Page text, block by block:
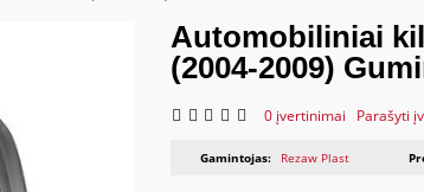
Automobiliniai
(2004-2009)
0 įvertinimai Parašyti
Gamintojas: Rezaw Plast